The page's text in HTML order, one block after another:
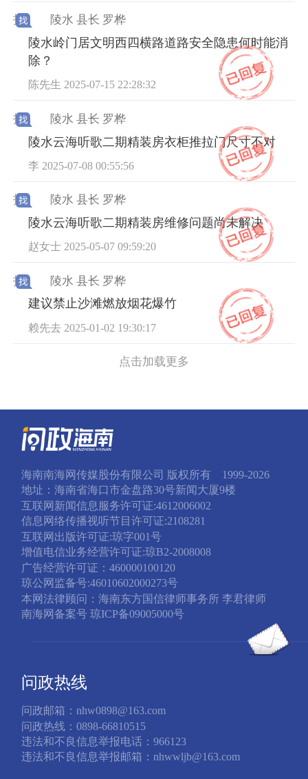
找 陵水 县长 罗桦
陵水岭门居文明西四横路道路安全隐患何时能消
除？
陈先生 2025-07-15 22:28:32
找 陵水 县长 罗桦
陵水云海听歌二期精装房衣柜推拉门尺寸不对
李 2025-07-08 00:55:56
找 陵水 县长 罗桦
陵水云海听歌二期精装房维修问题尚未解决
赵女士 2025-05-07 09:59:20
找 陵水 县长 罗桦
建议禁止沙滩燃放烟花爆竹
赖先去 2025-01-02 19:30:17
点击加载更多
海南南海网传媒股份有限公司 版权所有 1999-2026
地址：海南省海口市金盘路30号新闻大厦9楼
互联网新闻信息服务许可证:4612006002
信息网络传播视听节目许可证:2108281
互联网出版许可证:琼字001号
增值电信业务经营许可证:琼B2-2008008
广告经营许可证：460000100120
琼公网监备号:46010602000273号
本网法律顾问：海南东方国信律师事务所 李君律师
南海网备案号 琼ICP备09005000号
问政热线
问政邮箱：nhw0898@163.com
问政热线：0898-66810515
违法和不良信息举报电话：966123
违法和不良信息举报邮箱：nhwwljb@163.com